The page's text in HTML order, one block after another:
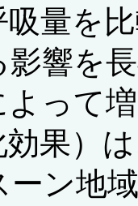
量を
影響を
って
果）
ーン地